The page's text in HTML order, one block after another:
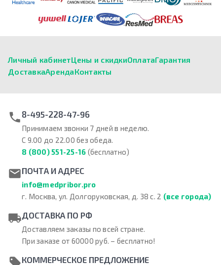
Личный кабинетЦены и скидкиОплатаГарантия
ДоставкаАрендаКонтакты
8-495-228-47-96
Принимаем звонки 7 дней в неделю.
С 9.00 до 22.00 без обеда.
8 (800) 551-25-16 (бесплатно)
ПОЧТА И АДРЕС
info@medpribor.pro
г. Москва, ул. Долгоруковская, д. 38 с. 2 (все города)
ДОСТАВКА ПО РФ
Доставляем заказы по всей стране.
При заказе от 60000 руб. – бесплатно!
КОММЕРЧЕСКОЕ ПРЕДЛОЖЕНИЕ